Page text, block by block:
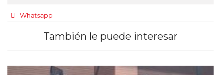
Whatsapp
También le puede interesar